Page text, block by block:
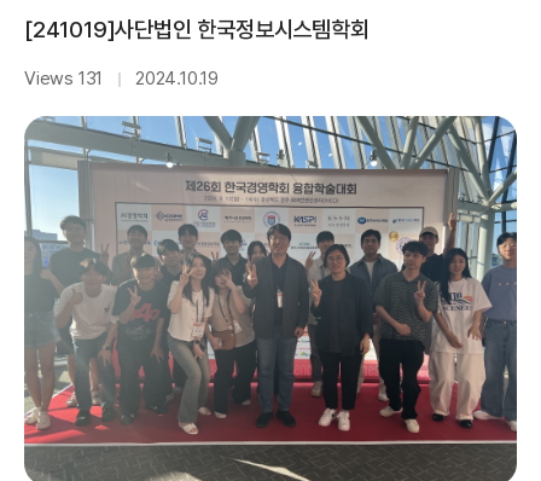
[241019]사단법인 한국정보시스템학회
Views 131 ｜ 2024.10.19